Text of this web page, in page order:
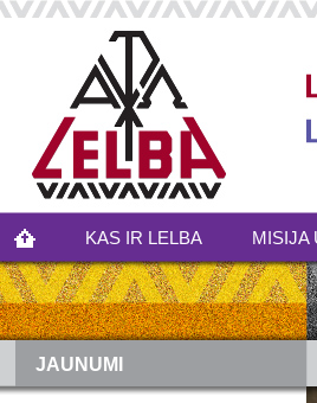
KAS IR LELBA MISIJA
JAUNUMI